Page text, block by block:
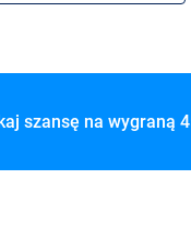
szansę na wygraną